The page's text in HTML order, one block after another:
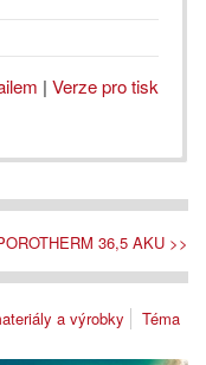
| Verze pro tisk
36,5 AKU >>
a výrobky Téma